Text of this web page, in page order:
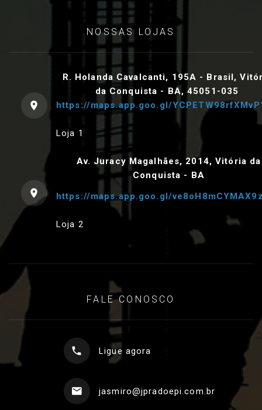
NOSSAS LOJAS
R. Holanda Cavalcanti, 195A - Brasil,
da Conquista - BA, 45051-035
https://maps.app.goo.gl/
Loja 1
Av. Juracy Magalhães, 2014, Vitória da
Conquista - BA
https://maps.app.goo.gl/
Loja 2
FALE CONOSCO
Ligue agora
jasmiro@jpradoepi.com.br